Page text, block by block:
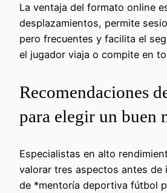
La ventaja del formato online
desplazamientos, permite
pero frecuentes y facilita el
el jugador viaja o compite en
Recomendaciones
para elegir un buen
Especialistas en alto
valorar tres aspectos antes de
de *mentoría deportiva fútbol